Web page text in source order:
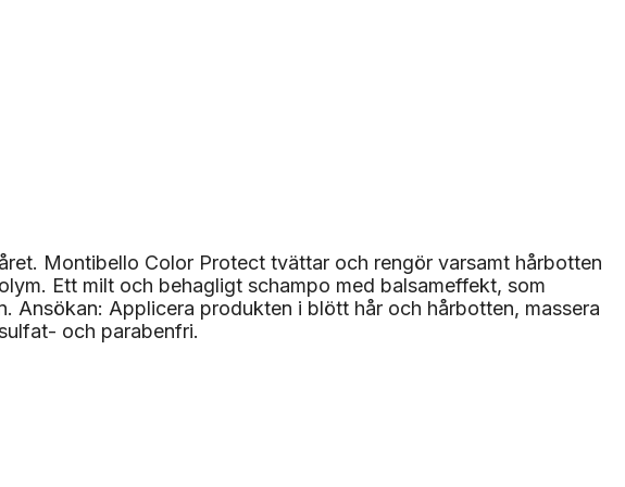
Montibello Color Protect tvättar och rengör varsamt hårbotten
Ett milt och behagligt schampo med balsameffekt, som
Applicera produkten i blött hår och hårbotten, massera
och parabenfri.